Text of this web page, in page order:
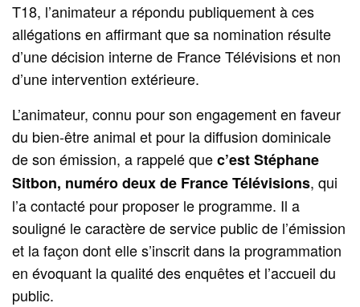
T18, l’animateur a répondu publiquement à ces
allégations en affirmant que sa nomination résulte
d’une décision interne de France Télévisions et non
d’une intervention extérieure.
L’animateur, connu pour son engagement en faveur
du bien-être animal et pour la diffusion dominicale
de son émission, a rappelé quec’est Stéphane
Sitbon, numéro deux de France Télévisions, qui
l’a contacté pour proposer le programme. Il a
souligné le caractère de service public de l’émission
et la façon dont elle s’inscrit dans la programmation
en évoquant la qualité des enquêtes et l’accueil du
public.